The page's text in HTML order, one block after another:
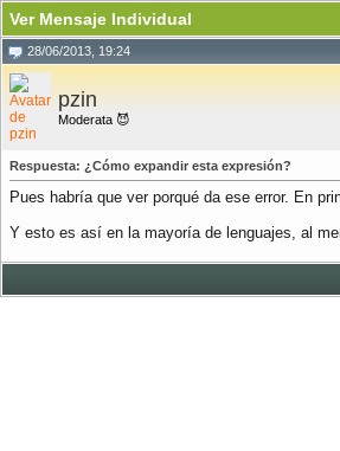
Ver Mensaje Individual
28/06/2013, 19:24
pzin
Moderata 😈
Respuesta: ¿Cómo expandir esta expresión?
Pues habría que ver porqué da ese error. En
Y esto es así en la mayoría de lenguajes, al